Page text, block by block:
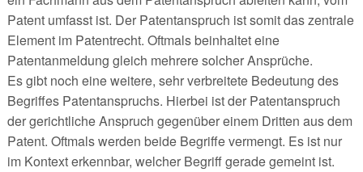
Patent umfasst ist. Der Patentanspruch ist somit das zentrale
Element im Patentrecht. Oftmals beinhaltet eine
Patentanmeldung gleich mehrere solcher Ansprüche.
Es gibt noch eine weitere, sehr verbreitete Bedeutung des
Begriffes Patentanspruchs. Hierbei ist der Patentanspruch
der gerichtliche Anspruch gegenüber einem Dritten aus dem
Patent. Oftmals werden beide Begriffe vermengt. Es ist nur
im Kontext erkennbar, welcher Begriff gerade gemeint ist.